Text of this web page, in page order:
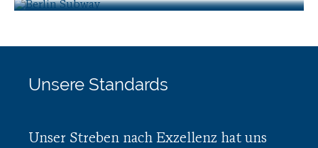
Unsere Standards
Unser Streben nach Exzellenz hat uns